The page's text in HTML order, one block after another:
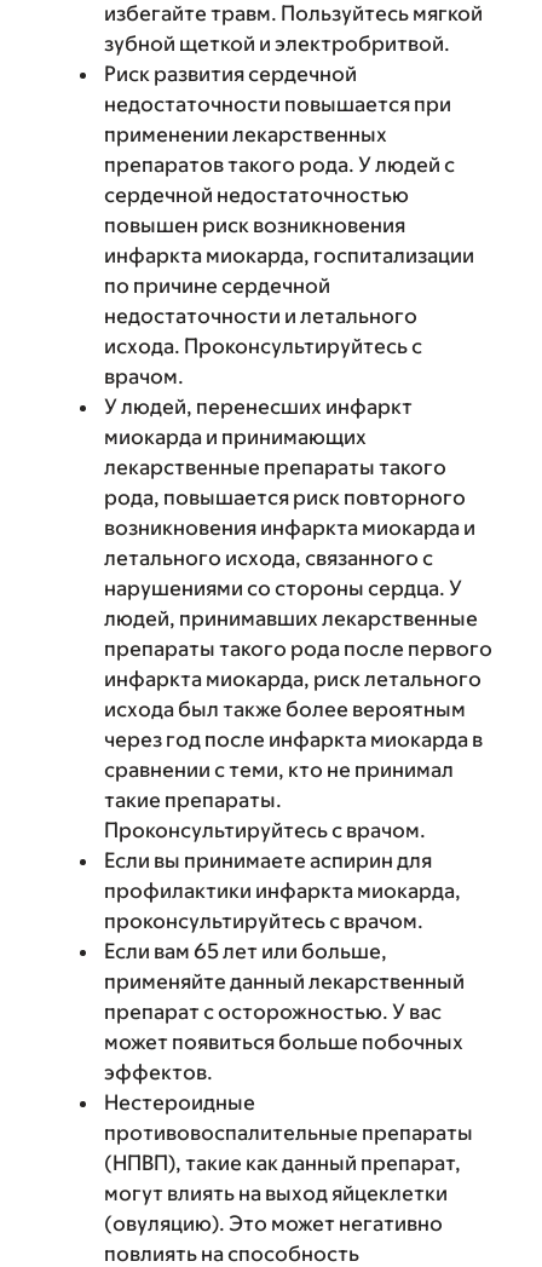
избегайте травм. Пользуйтесь мягкой
зубной щеткой и электробритвой.
Риск развития сердечной
недостаточности повышается при
применении лекарственных
препаратов такого рода. У людей с
сердечной недостаточностью
повышен риск возникновения
инфаркта миокарда, госпитализации
по причине сердечной
недостаточности и летального
исхода. Проконсультируйтесь с
врачом.
У людей, перенесших инфаркт
миокарда и принимающих
лекарственные препараты такого
рода, повышается риск повторного
возникновения инфаркта миокарда и
летального исхода, связанного с
нарушениями со стороны сердца. У
людей, принимавших лекарственные
препараты такого рода после первого
инфаркта миокарда, риск летального
исхода был также более вероятным
через год после инфаркта миокарда в
сравнении с теми, кто не принимал
такие препараты.
Проконсультируйтесь с врачом.
Если вы принимаете аспирин для
профилактики инфаркта миокарда,
проконсультируйтесь с врачом.
Если вам 65 лет или больше,
применяйте данный лекарственный
препарат с осторожностью. У вас
может появиться больше побочных
эффектов.
Нестероидные
противовоспалительные препараты
(НПВП), такие как данный препарат,
могут влиять на выход яйцеклетки
(овуляцию). Это может негативно
повлиять на способность